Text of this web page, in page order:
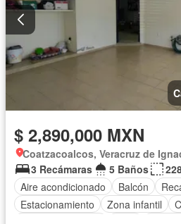
$ 2,890,000 MXN
Coatzacoalcos, Veracruz de
3 Recámaras
5 Baños
Aire acondicionado
Balcón
Estacionamiento
Zona infantil